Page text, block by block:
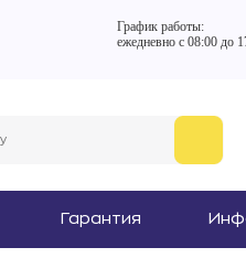
График работы:
ежедневно с 08:00 до
Гарантия